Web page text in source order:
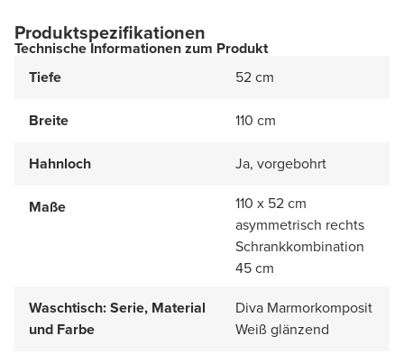
Produktspezifikationen
Technische Informationen zum Produkt
Tiefe
52 cm
Breite 110 cm
Hahnloch Ja, vorgebohrt
Maße
110 x 52 cm
asymmetrisch rechts
Schrankkombination
45 cm
Waschtisch: Serie, Material
und Farbe
Diva Marmorkomposit
Weiß glänzend